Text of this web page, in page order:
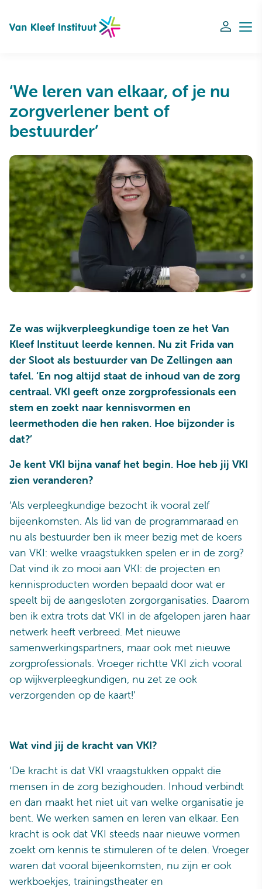
Navigation
‘We leren van elkaar, of je nu
zorgverlener bent of
bestuurder’
Ze was wijkverpleegkundige toen ze het Van
Kleef Instituut leerde kennen. Nu zit Frida van
der Sloot als bestuurder van De Zellingen aan
tafel. ‘En nog altijd staat de inhoud van de zorg
centraal. VKI geeft onze zorgprofessionals een
stem en zoekt naar kennisvormen en
leermethoden die hen raken. Hoe bijzonder is
dat?’
Je kent VKI bijna vanaf het begin. Hoe heb jij VKI
zien veranderen?
‘Als verpleegkundige bezocht ik vooral zelf
bijeenkomsten. Als lid van de programmaraad en
nu als bestuurder ben ik meer bezig met de koers
van VKI: welke vraagstukken spelen er in de zorg?
Dat vind ik zo mooi aan VKI: de projecten en
kennisproducten worden bepaald door wat er
speelt bij de aangesloten zorgorganisaties. Daarom
ben ik extra trots dat VKI in de afgelopen jaren haar
netwerk heeft verbreed. Met nieuwe
samenwerkingspartners, maar ook met nieuwe
zorgprofessionals. Vroeger richtte VKI zich vooral
op wijkverpleegkundigen, nu zet ze ook
verzorgenden op de kaart!’
Wat vind jij de kracht van VKI?
‘De kracht is dat VKI vraagstukken oppakt die
mensen in de zorg bezighouden. Inhoud verbindt
en dan maakt het niet uit van welke organisatie je
bent. We werken samen en leren van elkaar. Een
kracht is ook dat VKI steeds naar nieuwe vormen
zoekt om kennis te stimuleren of te delen. Vroeger
waren dat vooral bijeenkomsten, nu zijn er ook
werkboekjes, trainingstheater en